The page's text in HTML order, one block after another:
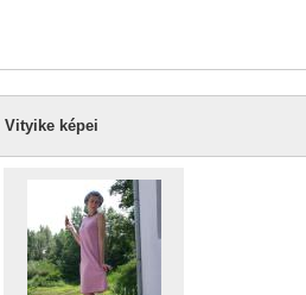
Vityike képei